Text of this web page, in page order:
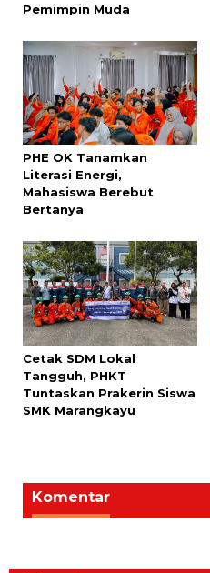
Pemimpin Muda
PHE OK Tanamkan
Literasi Energi,
Mahasiswa Berebut
Bertanya
Cetak SDM Lokal
Tangguh, PHKT
Tuntaskan Prakerin Siswa
SMK Marangkayu
Komentar